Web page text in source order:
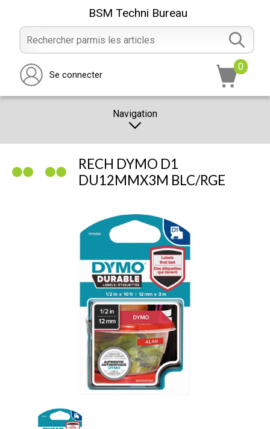
BSM Techni Bureau
Se connecter
0
Navigation
PROMOTION
NOUS CONTACTER
RÉALISATION
RECH DYMO D1
DU12MMX3M BLC/RGE